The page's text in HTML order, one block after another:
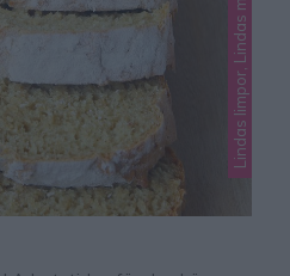
Lindas limpor, Lindas matbröd